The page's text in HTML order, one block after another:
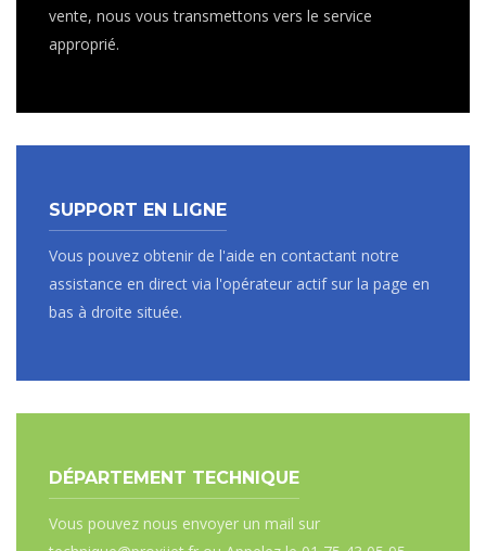
vente, nous vous transmettons vers le service
approprié.
SUPPORT EN LIGNE
Vous pouvez obtenir de l'aide en contactant notre
assistance en direct via l'opérateur actif sur la page en
bas à droite située.
DÉPARTEMENT TECHNIQUE
Vous pouvez nous envoyer un mail sur